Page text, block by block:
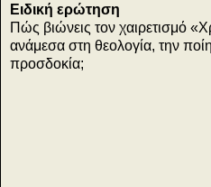
Ειδική ερώτηση
Πώς βιώνεις τον χαιρετισμό
ανάμεσα στη θεολογία, την
προσδοκία;